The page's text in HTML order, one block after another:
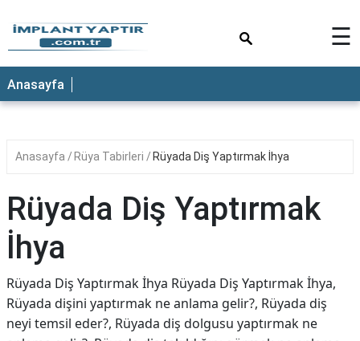
☰
Anasayfa
Anasayfa Rüya Tabirleri Rüyada Diş Yaptırmak İhya
Rüyada Diş Yaptırmak
İhya
Rüyada Diş Yaptırmak İhya Rüyada Diş Yaptırmak İhya,
Rüyada dişini yaptırmak ne anlama gelir?, Rüyada diş
neyi temsil eder?, Rüyada diş dolgusu yaptırmak ne